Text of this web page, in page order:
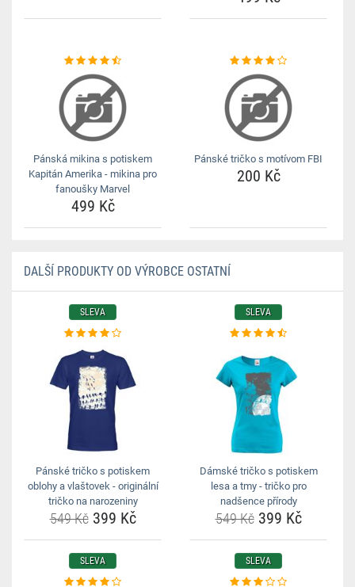
Pánská mikina s potiskem
Kapitán Amerika - mikina pro
fanoušky Marvel
499 Kč
Pánské tričko s motívom FBI
200 Kč
DALŠÍ PRODUKTY OD VÝROBCE OSTATNÍ
SLEVA
Pánské tričko s potiskem
oblohy a vlaštovek - originální
tričko na narozeniny
549 Kč399 Kč
SLEVA
Dámské tričko s potiskem
lesa a tmy - tričko pro
nadšence přírody
549 Kč399 Kč
SLEVA SLEVA